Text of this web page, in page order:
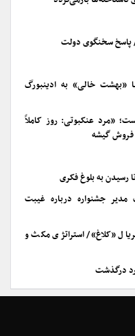
پاسخ سخنگوی دولت
«بهشت خالی» به ادینبورگ
«مرد عنکبوتی: روز کاملاً
فروش گیشه
رسیدن به بلوغ فکری
۲۰۲۶؛ توضیحات مدیر جشنواره درباره غیبت
«کلاغ»/ استراتژی مکث و
درگذشت